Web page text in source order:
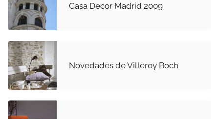
Casa Decor Madrid 2009
Novedades de Villeroy Boch